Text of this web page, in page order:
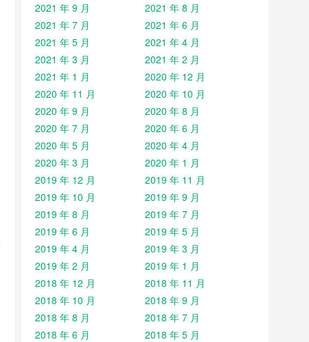
2021 年 9 月
2021 年 8 月
2021 年 7 月
2021 年 6 月
2021 年 5 月
2021 年 4 月
2021 年 3 月
2021 年 2 月
2021 年 1 月
2020 年 12 月
2020 年 11 月
2020 年 10 月
2020 年 9 月
2020 年 8 月
2020 年 7 月
2020 年 6 月
2020 年 5 月
2020 年 4 月
2020 年 3 月
2020 年 1 月
2019 年 12 月
2019 年 11 月
2019 年 10 月
2019 年 9 月
2019 年 8 月
2019 年 7 月
2019 年 6 月
2019 年 5 月
2019 年 4 月
2019 年 3 月
2019 年 2 月
2019 年 1 月
2018 年 12 月
2018 年 11 月
2018 年 10 月
2018 年 9 月
2018 年 8 月
2018 年 7 月
2018 年 6 月
2018 年 5 月